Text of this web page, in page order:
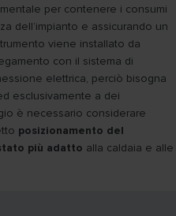
per contenere i consumi
dell’impianto e assicurando un
viene installato da
con il sistema di
elettrica, perciò bisogna
esclusivamente a dei
è necessario considerare
posizionamento del
più adatto alla caldaia e alle